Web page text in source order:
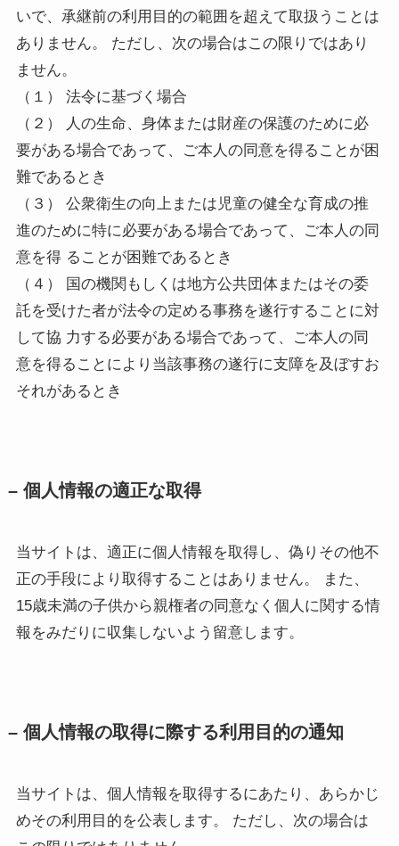
いで、承継前の利用目的の範囲を超えて取扱うことは
ありません。 ただし、次の場合はこの限りではあり
ません。
（１） 法令に基づく場合
（２） 人の生命、身体または財産の保護のために必
要がある場合であって、ご本人の同意を得ることが困
難であるとき
（３） 公衆衛生の向上または児童の健全な育成の推
進のために特に必要がある場合であって、ご本人の同
意を得 ることが困難であるとき
（４） 国の機関もしくは地方公共団体またはその委
託を受けた者が法令の定める事務を遂行することに対
して協 力する必要がある場合であって、ご本人の同
意を得ることにより当該事務の遂行に支障を及ぼすお
それがあるとき
– 個人情報の適正な取得
当サイトは、適正に個人情報を取得し、偽りその他不
正の手段により取得することはありません。 また、
15歳未満の子供から親権者の同意なく個人に関する情
報をみだりに収集しないよう留意します。
– 個人情報の取得に際する利用目的の通知
当サイトは、個人情報を取得するにあたり、あらかじ
めその利用目的を公表します。 ただし、次の場合は